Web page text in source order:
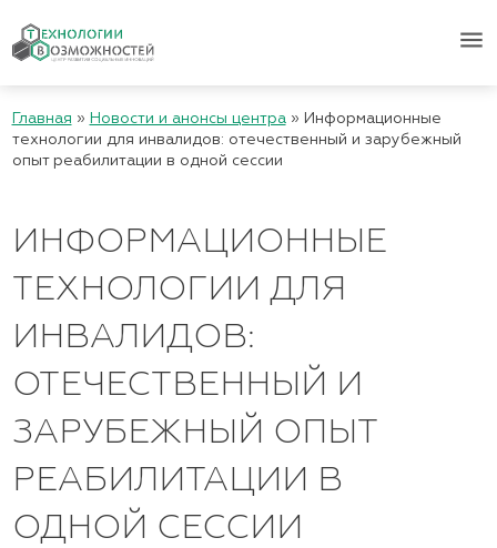
menu
Главная » Новости и анонсы центра» Информационные
технологии для инвалидов: отечественный и зарубежный
опыт реабилитации в одной сессии
ИНФОРМАЦИОННЫЕ
ТЕХНОЛОГИИ ДЛЯ
ИНВАЛИДОВ:
ОТЕЧЕСТВЕННЫЙ И
ЗАРУБЕЖНЫЙ ОПЫТ
РЕАБИЛИТАЦИИ В
ОДНОЙ СЕССИИ